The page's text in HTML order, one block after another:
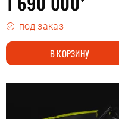
под заказ
В КОРЗИНУ